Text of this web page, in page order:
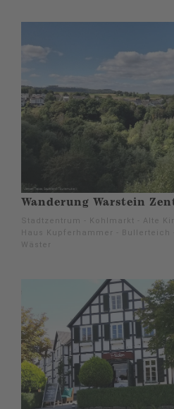
Wanderung Warstein
Stadtzentrum - Kohlmarkt - Alte
Haus Kupferhammer - Bullerteich
Wäster